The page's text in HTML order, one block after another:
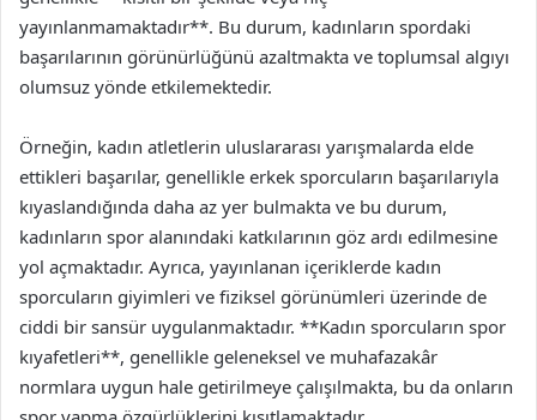
yayınlanmamaktadır**. Bu durum, kadınların spordaki
başarılarının görünürlüğünü azaltmakta ve toplumsal algıyı
olumsuz yönde etkilemektedir.
Örneğin, kadın atletlerin uluslararası yarışmalarda elde
ettikleri başarılar, genellikle erkek sporcuların başarılarıyla
kıyaslandığında daha az yer bulmakta ve bu durum,
kadınların spor alanındaki katkılarının göz ardı edilmesine
yol açmaktadır. Ayrıca, yayınlanan içeriklerde kadın
sporcuların giyimleri ve fiziksel görünümleri üzerinde de
ciddi bir sansür uygulanmaktadır. **Kadın sporcuların spor
kıyafetleri**, genellikle geleneksel ve muhafazakâr
normlara uygun hale getirilmeye çalışılmakta, bu da onların